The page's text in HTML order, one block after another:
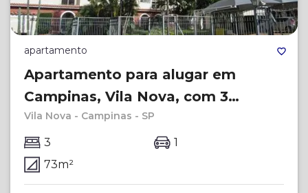
apartamento
Apartamento para alugar em
Campinas, Vila Nova, com 3
quartos, com 60.18 m², Residencial
Vila Málaga
Vila Nova - Campinas - SP
3
1
73m²